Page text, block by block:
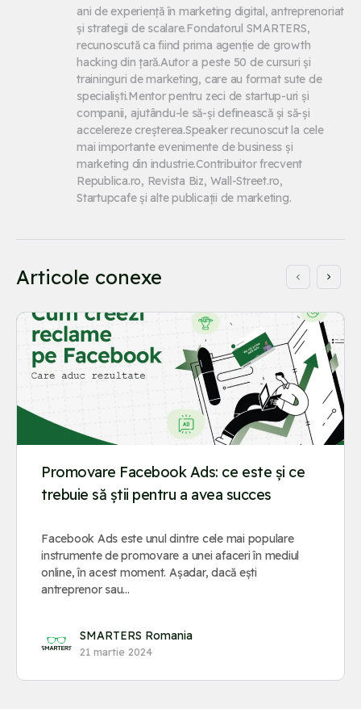
ani de experiență în marketing digital, antreprenoriat
și strategii de scalare.Fondatorul SMARTERS,
recunoscută ca fiind prima agenție de growth
hacking din țară.Autor a peste 50 de cursuri și
traininguri de marketing, care au format sute de
specialiști.Mentor pentru zeci de startup-uri și
companii, ajutându-le să-și definească și să-și
accelereze creșterea.Speaker recunoscut la cele
mai importante evenimente de business și
marketing din industrie.Contribuitor frecvent
Republica.ro, Revista Biz, Wall-Street.ro,
Startupcafe și alte publicații de marketing.
Articole conexe
Promovare Facebook Ads: ce este și ce
trebuie să știi pentru a avea succes
Facebook Ads este unul dintre cele mai populare
instrumente de promovare a unei afaceri în mediul
online, în acest moment. Așadar, dacă ești
antreprenor sau…
SMARTERS Romania
21 martie 2024